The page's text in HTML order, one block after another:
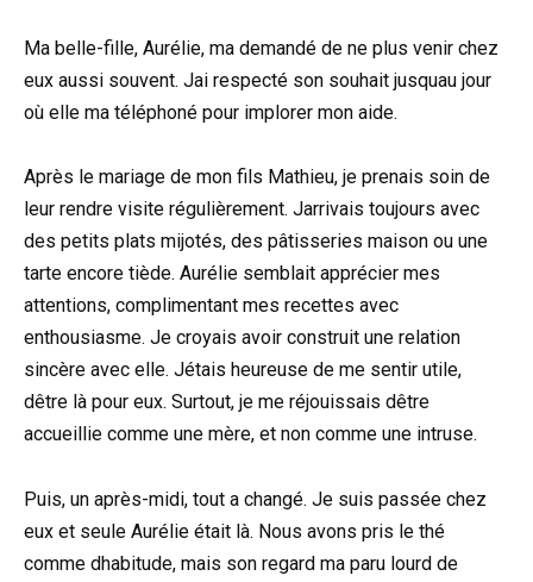
Ma belle-fille, Aurélie, ma demandé de ne plus venir chez
eux aussi souvent. Jai respecté son souhait jusquau jour
où elle ma téléphoné pour implorer mon aide.
Après le mariage de mon fils Mathieu, je prenais soin de
leur rendre visite régulièrement. Jarrivais toujours avec
des petits plats mijotés, des pâtisseries maison ou une
tarte encore tiède. Aurélie semblait apprécier mes
attentions, complimentant mes recettes avec
enthousiasme. Je croyais avoir construit une relation
sincère avec elle. Jétais heureuse de me sentir utile,
dêtre là pour eux. Surtout, je me réjouissais dêtre
accueillie comme une mère, et non comme une intruse.
Puis, un après-midi, tout a changé. Je suis passée chez
eux et seule Aurélie était là. Nous avons pris le thé
comme dhabitude, mais son regard ma paru lourd de